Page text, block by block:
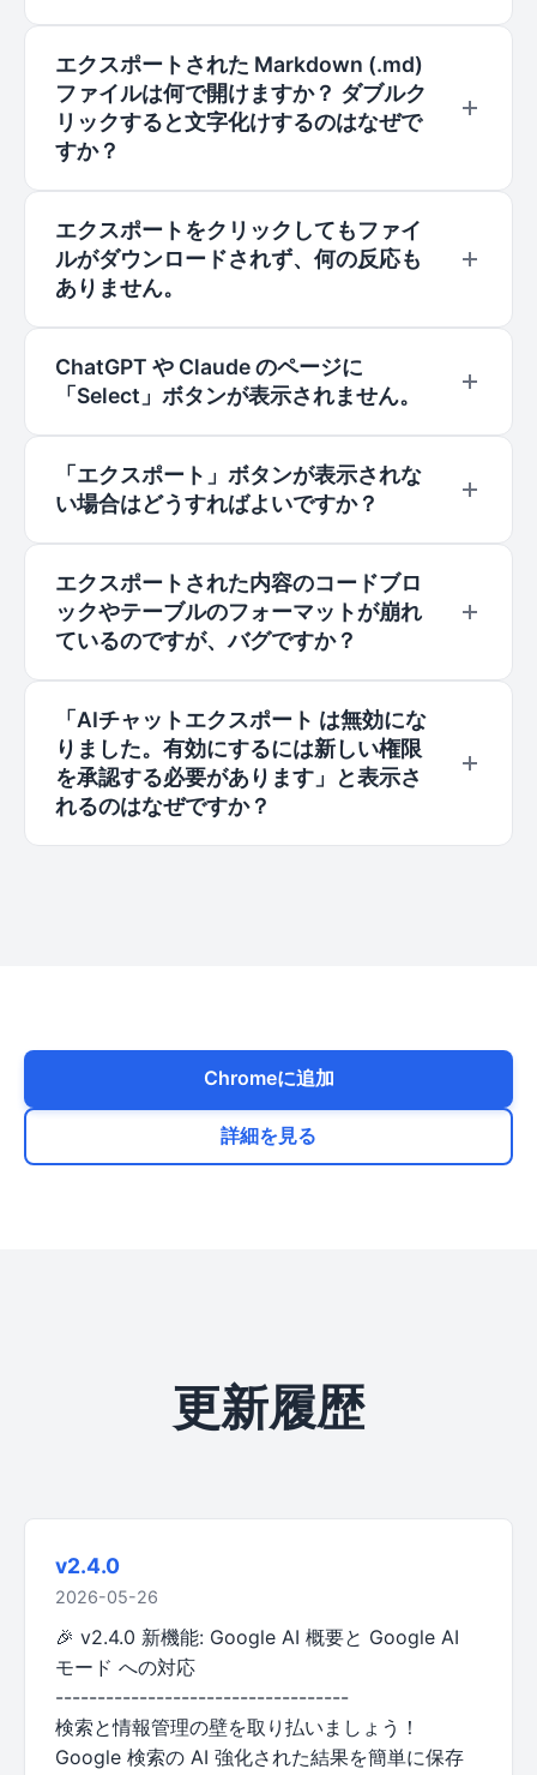
の整合性を確保するため、個別の会話や選択した
会話の高精度なエクスポートに特化しています。
アカウントの安全性を損なうことなく、一括バッ
クアップ機能を実現するための安全な方法を検討
エクスポートされた Markdown (.md)
ファイルは何で開けますか？ ダブルク
リックすると文字化けするのはなぜで
すか？
どの Markdown 記法に対応したソフトウェアで
開くか、VS Code に直接ドラッグして表示する
必要があります。メモ帳などで直接開くと、プレ
ーンテキストといくつかの記号が表示されます
が、これは正常な動作です。
エクスポートをクリックしてもファイ
ルがダウンロードされず、何の反応も
ありません。
ドレスバー右側で自動ダウンロードがブロックさ
れていないか。② 選択モードで少なくとも1つの
メッセージがチェックされているか。③ ページ
を更新してから再度お試しください。
ChatGPT や Claude のページに
「Select」ボタンが表示されません。
れない場合は、AIチャットエクスポート が有効に
なっているか（ブラウザの拡張機能管理ページで
確認）を確認するか、AIチャットエクスポート の
再インストールを試みてください。
「エクスポート」ボタンが表示されな
い場合はどうすればよいですか？
表示されない場合は、AIプラットフォーム
（ChatGPTなど）側のアップデートによりレイア
ウトが変更された可能性があります。Chrome ウ
ェブストアのサポートページからご連絡いただけ
れば、早急に修正版をリリースいたします。
エクスポートされた内容のコードブロ
ックやテーブルのフォーマットが崩れ
ているのですが、バグですか？
況は異なります。Notion や Obsidian に貼り付け
て確認することをお勧めします。通常はこれが最
もきれいに表示されます。問題が解決しない場合
は、Chrome ウェブストアを通じて詳細な状況を
「AIチャットエクスポート は無効にな
りました。有効にするには新しい権限
を承認する必要があります」と表示さ
れるのはなぜですか？
ローカルで行われますので、安心して承認してご
利用いただけます。ブラウザの拡張機能管理ペー
ジで AIチャットエクスポート を探し、「権限を
承認」または再度有効化してください。
Chromeに追加
詳細を見る
更新履歴
v2.4.0
2026-05-26
🎉 v2.4.0 新機能: Google AI 概要と Google AI
モード への対応
-----------------------------------
検索と情報管理の壁を取り払いましょう！
Google 検索の AI 強化された結果を簡単に保存